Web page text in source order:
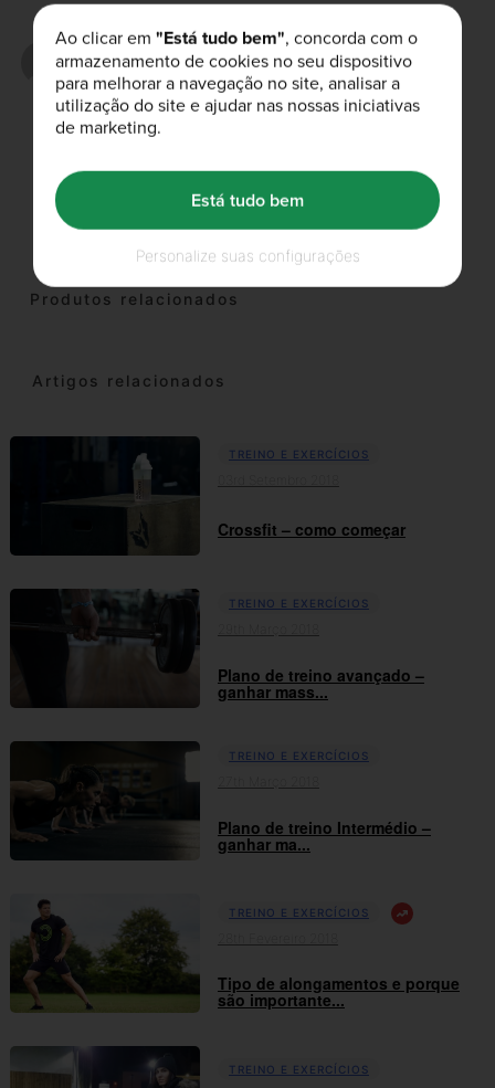
Escrito por
ricardo
Produtos relacionados
Artigos relacionados
TREINO E EXERCÍCIOS
Crossfit – como começar
TREINO E EXERCÍCIOS
Plano de treino avançado –
ganhar mass...
TREINO E EXERCÍCIOS
Plano de treino Intermédio –
ganhar ma...
TREINO E EXERCÍCIOS
Tipo de alongamentos e porque
são importante...
TREINO E EXERCÍCIOS
Ao clicar em "Está tudo bem", concorda com o
armazenamento de cookies no seu dispositivo
para melhorar a navegação no site, analisar a
utilização do site e ajudar nas nossas iniciativas
de marketing.
Personalize suas configurações
Está tudo bem